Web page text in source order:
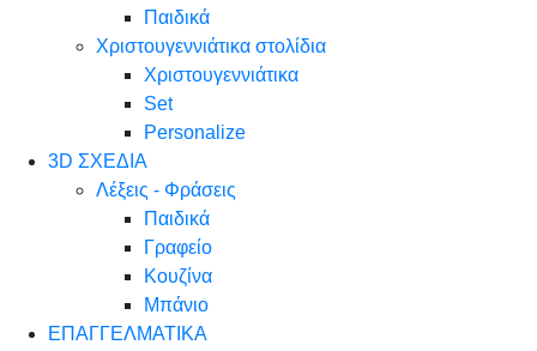
Παιδικά
Χριστουγεννιάτικα στολίδια
Χριστουγεννιάτικα
Set
Personalize
3D ΣΧΕΔΙΑ
Λέξεις - Φράσεις
Παιδικά
Γραφείο
Κουζίνα
Μπάνιο
ΕΠΑΓΓΕΛΜΑΤΙΚΑ